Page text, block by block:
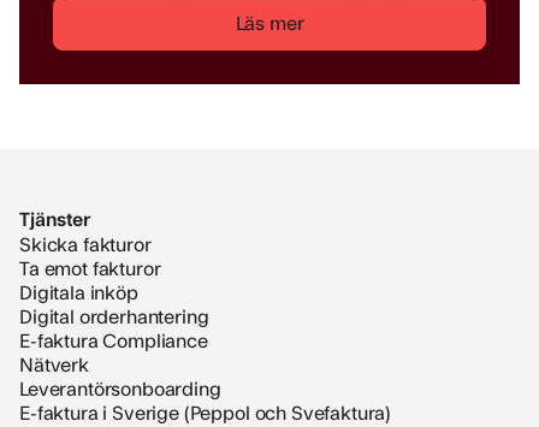
Läs mer
Tjänster
Skicka fakturor
Ta emot fakturor
Digitala inköp
Digital orderhantering
E-faktura Compliance
Nätverk
Leverantörsonboarding
E-faktura i Sverige (Peppol och Svefaktura)